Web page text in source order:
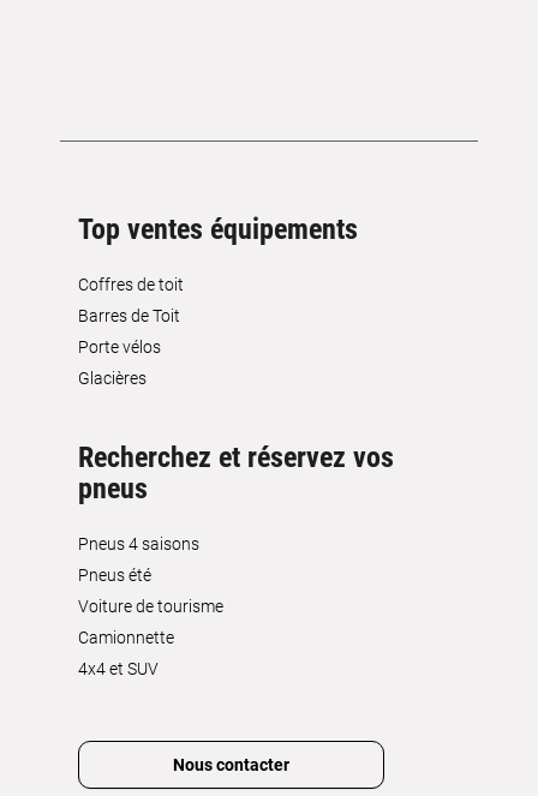
Top ventes équipements
Coffres de toit
Barres de Toit
Porte vélos
Glacières
Recherchez et réservez vos
pneus
Pneus 4 saisons
Pneus été
Voiture de tourisme
Camionnette
4x4 et SUV
Nous contacter